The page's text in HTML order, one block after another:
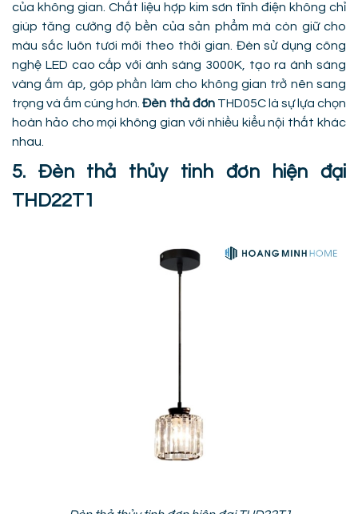
của không gian. Chất liệu hợp kim sơn tĩnh điện không chỉ
giúp tăng cường độ bền của sản phẩm mà còn giữ cho
màu sắc luôn tươi mới theo thời gian. Đèn sử dụng công
nghệ LED cao cấp với ánh sáng 3000K, tạo ra ánh sáng
vàng ấm áp, góp phần làm cho không gian trở nên sang
trọng và ấm cúng hơn. Đèn thả đơnTHD05C là sự lựa chọn
hoàn hảo cho mọi không gian với nhiều kiểu nội thất khác
nhau.
5. Đèn thả thủy tinh đơn hiện đại
THD22T1